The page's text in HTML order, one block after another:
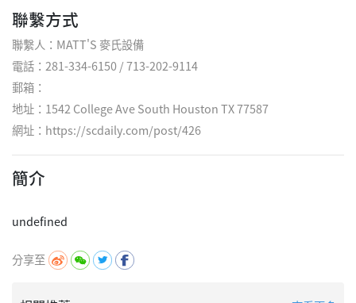
聯繫方式
聯繫人：MATT'S 麥氏設備
電話：281-334-6150 / 713-202-9114
郵箱：
地址：1542 College Ave South Houston TX 77587
網址： https://scdaily.com/post/426
簡介
分享至